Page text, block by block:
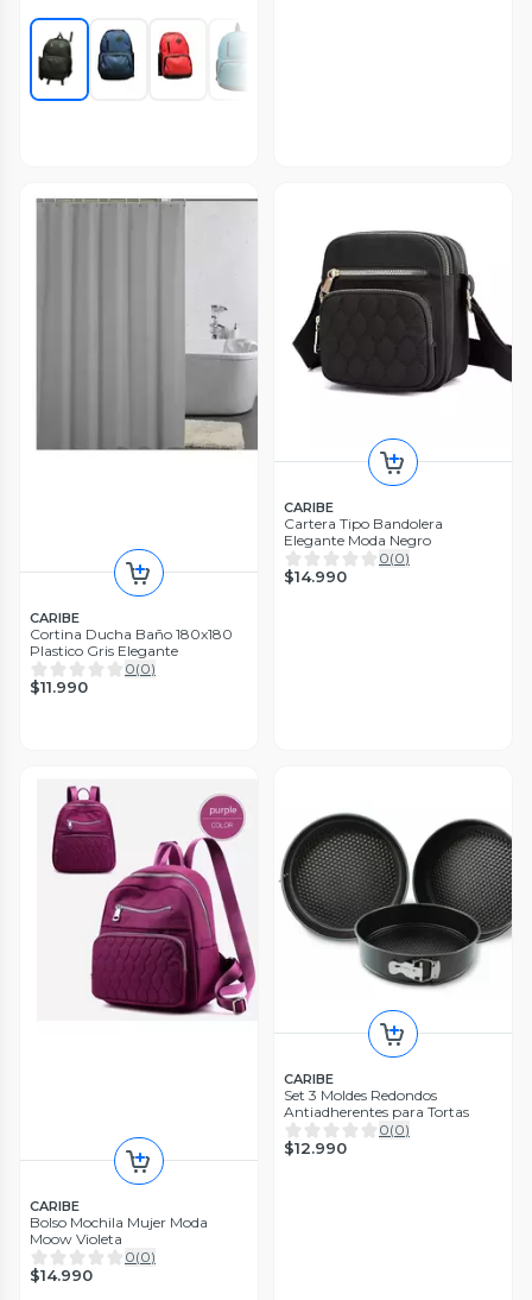
CARIBE
Cortina Ducha Baño 180x180
Plastico Gris Elegante
0(0)
$11.990
CARIBE
Cartera Tipo Bandolera
Elegante Moda Negro
0(0)
$14.990
CARIBE
Bolso Mochila Mujer Moda
Moow Violeta
0(0)
$14.990
CARIBE
Set 3 Moldes Redondos
Antiadherentes para Tortas
0(0)
$12.990